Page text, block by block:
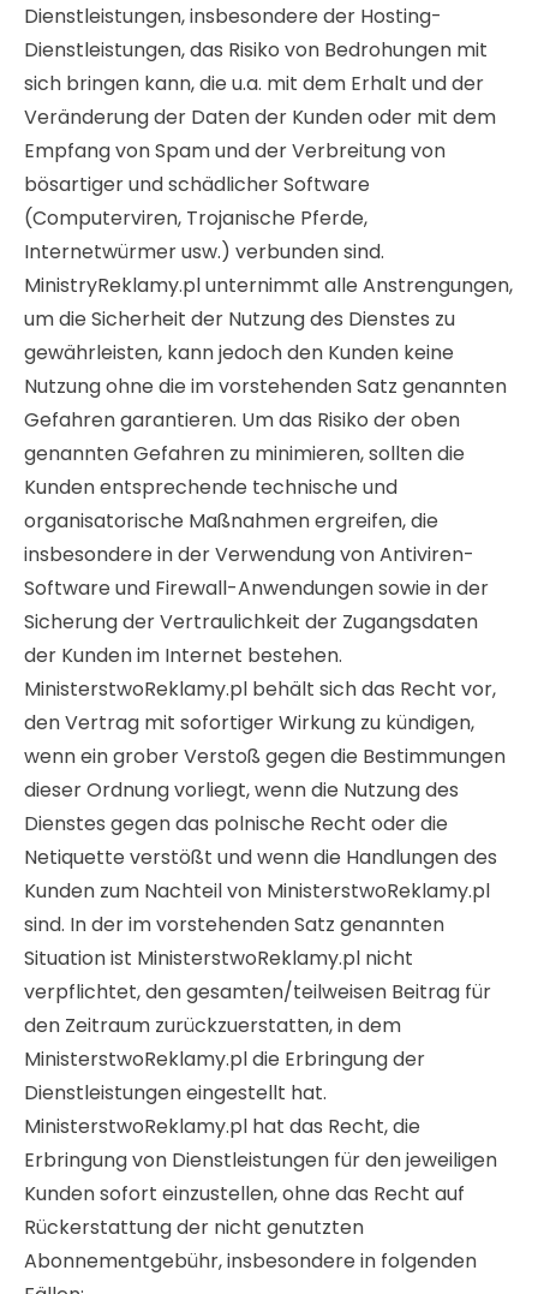
Dienstleistungen, insbesondere der Hosting-
Dienstleistungen, das Risiko von Bedrohungen mit
sich bringen kann, die u.a. mit dem Erhalt und der
Veränderung der Daten der Kunden oder mit dem
Empfang von Spam und der Verbreitung von
bösartiger und schädlicher Software
(Computerviren, Trojanische Pferde,
Internetwürmer usw.) verbunden sind.
MinistryReklamy.pl unternimmt alle Anstrengungen,
um die Sicherheit der Nutzung des Dienstes zu
gewährleisten, kann jedoch den Kunden keine
Nutzung ohne die im vorstehenden Satz genannten
Gefahren garantieren. Um das Risiko der oben
genannten Gefahren zu minimieren, sollten die
Kunden entsprechende technische und
organisatorische Maßnahmen ergreifen, die
insbesondere in der Verwendung von Antiviren-
Software und Firewall-Anwendungen sowie in der
Sicherung der Vertraulichkeit der Zugangsdaten
der Kunden im Internet bestehen.
MinisterstwoReklamy.pl behält sich das Recht vor,
den Vertrag mit sofortiger Wirkung zu kündigen,
wenn ein grober Verstoß gegen die Bestimmungen
dieser Ordnung vorliegt, wenn die Nutzung des
Dienstes gegen das polnische Recht oder die
Netiquette verstößt und wenn die Handlungen des
Kunden zum Nachteil von MinisterstwoReklamy.pl
sind. In der im vorstehenden Satz genannten
Situation ist MinisterstwoReklamy.pl nicht
verpflichtet, den gesamten/teilweisen Beitrag für
den Zeitraum zurückzuerstatten, in dem
MinisterstwoReklamy.pl die Erbringung der
Dienstleistungen eingestellt hat.
MinisterstwoReklamy.pl hat das Recht, die
Erbringung von Dienstleistungen für den jeweiligen
Kunden sofort einzustellen, ohne das Recht auf
Rückerstattung der nicht genutzten
Abonnementgebühr, insbesondere in folgenden